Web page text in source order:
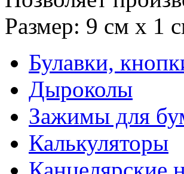
Размер: 9 см x 1
Булавки,
Дыроколы
Зажимы для
Калькуляторы